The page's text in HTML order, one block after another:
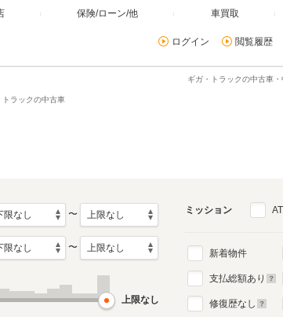
保険/ローン/他 車買取
ログイン 閲覧履歴
ギガ・トラックの中古車
トラックの中古車
〜
〜
上限なし
ミッション
新着物件
支払総額あり
修復歴なし